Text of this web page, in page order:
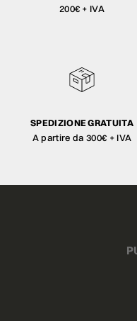
200€ + IVA
SPEDIZIONE GRATUITA
A partire da 300€ + IVA